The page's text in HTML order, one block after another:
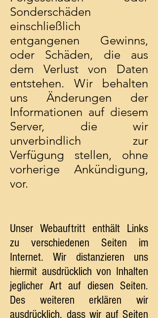
Sonderschäden
einschließlich
entgangenen Gewinns,
oder Schäden, die aus
dem Verlust von Daten
entstehen. Wir behalten
uns Änderungen der
Informationen auf diesem
Server, die wir
unverbindlich zur
Verfügung stellen, ohne
vorherige Ankündigung,
vor.
Unser Webauftritt enthält Links
zu verschiedenen Seiten im
Internet. Wir distanzieren uns
hiermit ausdrücklich von Inhalten
jeglicher Art auf diesen Seiten.
Des weiteren erklären wir
ausdrücklich, dass wir auf Seiten